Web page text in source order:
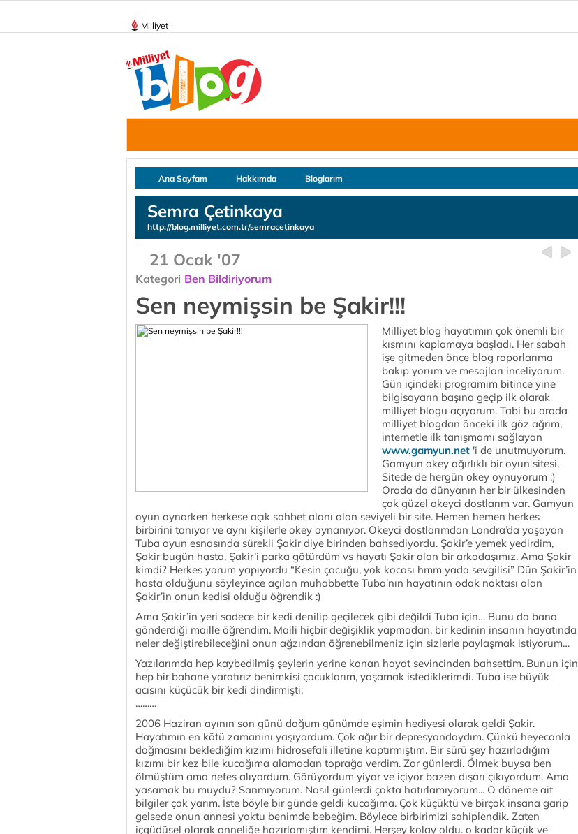
Milliyet
Ana Sayfam Hakkımda Bloglarım
Semra Çetinkaya
http://blog.milliyet.com.tr/semracetinkaya
21 Ocak '07
Kategori Ben Bildiriyorum
Sen neymişsin be Şakir!!!
Milliyet blog hayatımın çok önemli bir
kısmını kaplamaya başladı. Her sabah
işe gitmeden önce blog raporlarıma
bakıp yorum ve mesajları inceliyorum.
Gün içindeki programım bitince yine
bilgisayarın başına geçip ilk olarak
milliyet blogu açıyorum. Tabi bu arada
milliyet blogdan önceki ilk göz ağrım,
internetle ilk tanışmamı sağlayan
www.gamyun.net 'i de unutmuyorum.
Gamyun okey ağırlıklı bir oyun sitesi.
Sitede de hergün okey oynuyorum :)
Orada da dünyanın her bir ülkesinden
çok güzel okeyci dostlarım var. Gamyun
oyun oynarken herkese açık sohbet alanı olan seviyeli bir site. Hemen hemen herkes
birbirini tanıyor ve aynı kişilerle okey oynanıyor. Okeyci dostlarımdan Londra’da yaşayan
Tuba oyun esnasında sürekli Şakir diye birinden bahsediyordu. Şakir’e yemek yedirdim,
Şakir bugün hasta, Şakir’i parka götürdüm vs hayatı Şakir olan bir arkadaşımız. Ama Şakir
kimdi? Herkes yorum yapıyordu “Kesin çocuğu, yok kocası hmm yada sevgilisi” Dün Şakir’in
hasta olduğunu söyleyince açılan muhabbette Tuba’nın hayatının odak noktası olan
Şakir’in onun kedisi olduğu öğrendik :)
Ama Şakir’in yeri sadece bir kedi denilip geçilecek gibi değildi Tuba için… Bunu da bana
gönderdiği maille öğrendim. Maili hiçbir değişiklik yapmadan, bir kedinin insanın hayatında
neler değiştirebileceğini onun ağzından öğrenebilmeniz için sizlerle paylaşmak istiyorum…
Yazılarımda hep kaybedilmiş şeylerin yerine konan hayat sevincinden bahsettim. Bunun için
hep bir bahane yaratırız benimkisi çocuklarım, yaşamak istediklerimdi. Tuba ise büyük
acısını küçücük bir kedi dindirmişti;
………
2006 Haziran ayının son günü doğum günümde eşimin hediyesi olarak geldi Şakir.
Hayatımın en kötü zamanını yaşıyordum. Çok ağır bir depresyondaydım. Çünkü heyecanla
doğmasını beklediğim kızımı hidrosefali illetine kaptırmıştım. Bir sürü şey hazırladığım
kızımı bir kez bile kucağıma alamadan toprağa verdim. Zor günlerdi. Ölmek buysa ben
ölmüştüm ama nefes alıyordum. Görüyordum yiyor ve içiyor bazen dışarı çıkıyordum. Ama
yasamak bu muydu? Sanmıyorum. Nasıl günlerdi çokta hatırlamıyorum... O döneme ait
bilgiler çok yarım. İste böyle bir günde geldi kucağıma. Çok küçüktü ve birçok insana garip
gelsede onun annesi yoktu benimde bebeğim. Böylece birbirimizi sahiplendik. Zaten
içgüdüsel olarak anneliğe hazırlamıştım kendimi. Herşey kolay oldu. o kadar küçük ve